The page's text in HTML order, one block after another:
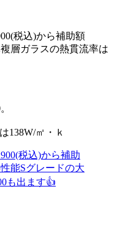
138W/㎡・ｋ